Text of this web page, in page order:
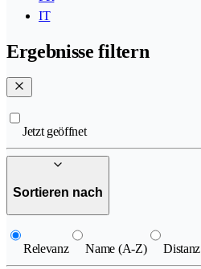
IT
Ergebnisse filtern
Jetzt geöffnet
Sortieren nach
Relevanz Name (A-Z) Distanz